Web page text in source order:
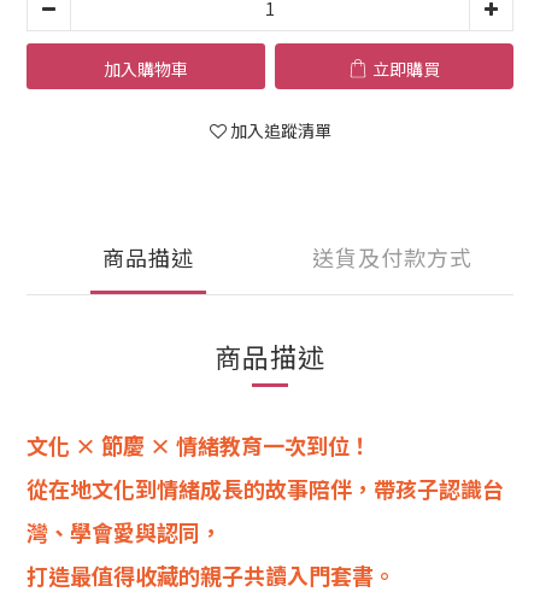
加入購物車 立即購買
加入追蹤清單
商品描述 送貨及付款方式
商品描述
文化 × 節慶 × 情緒教育一次到位！
從在地文化到情緒成長的故事陪伴，帶孩子認識台
灣、學會愛與認同，
打造最值得收藏的親子共讀入門套書。